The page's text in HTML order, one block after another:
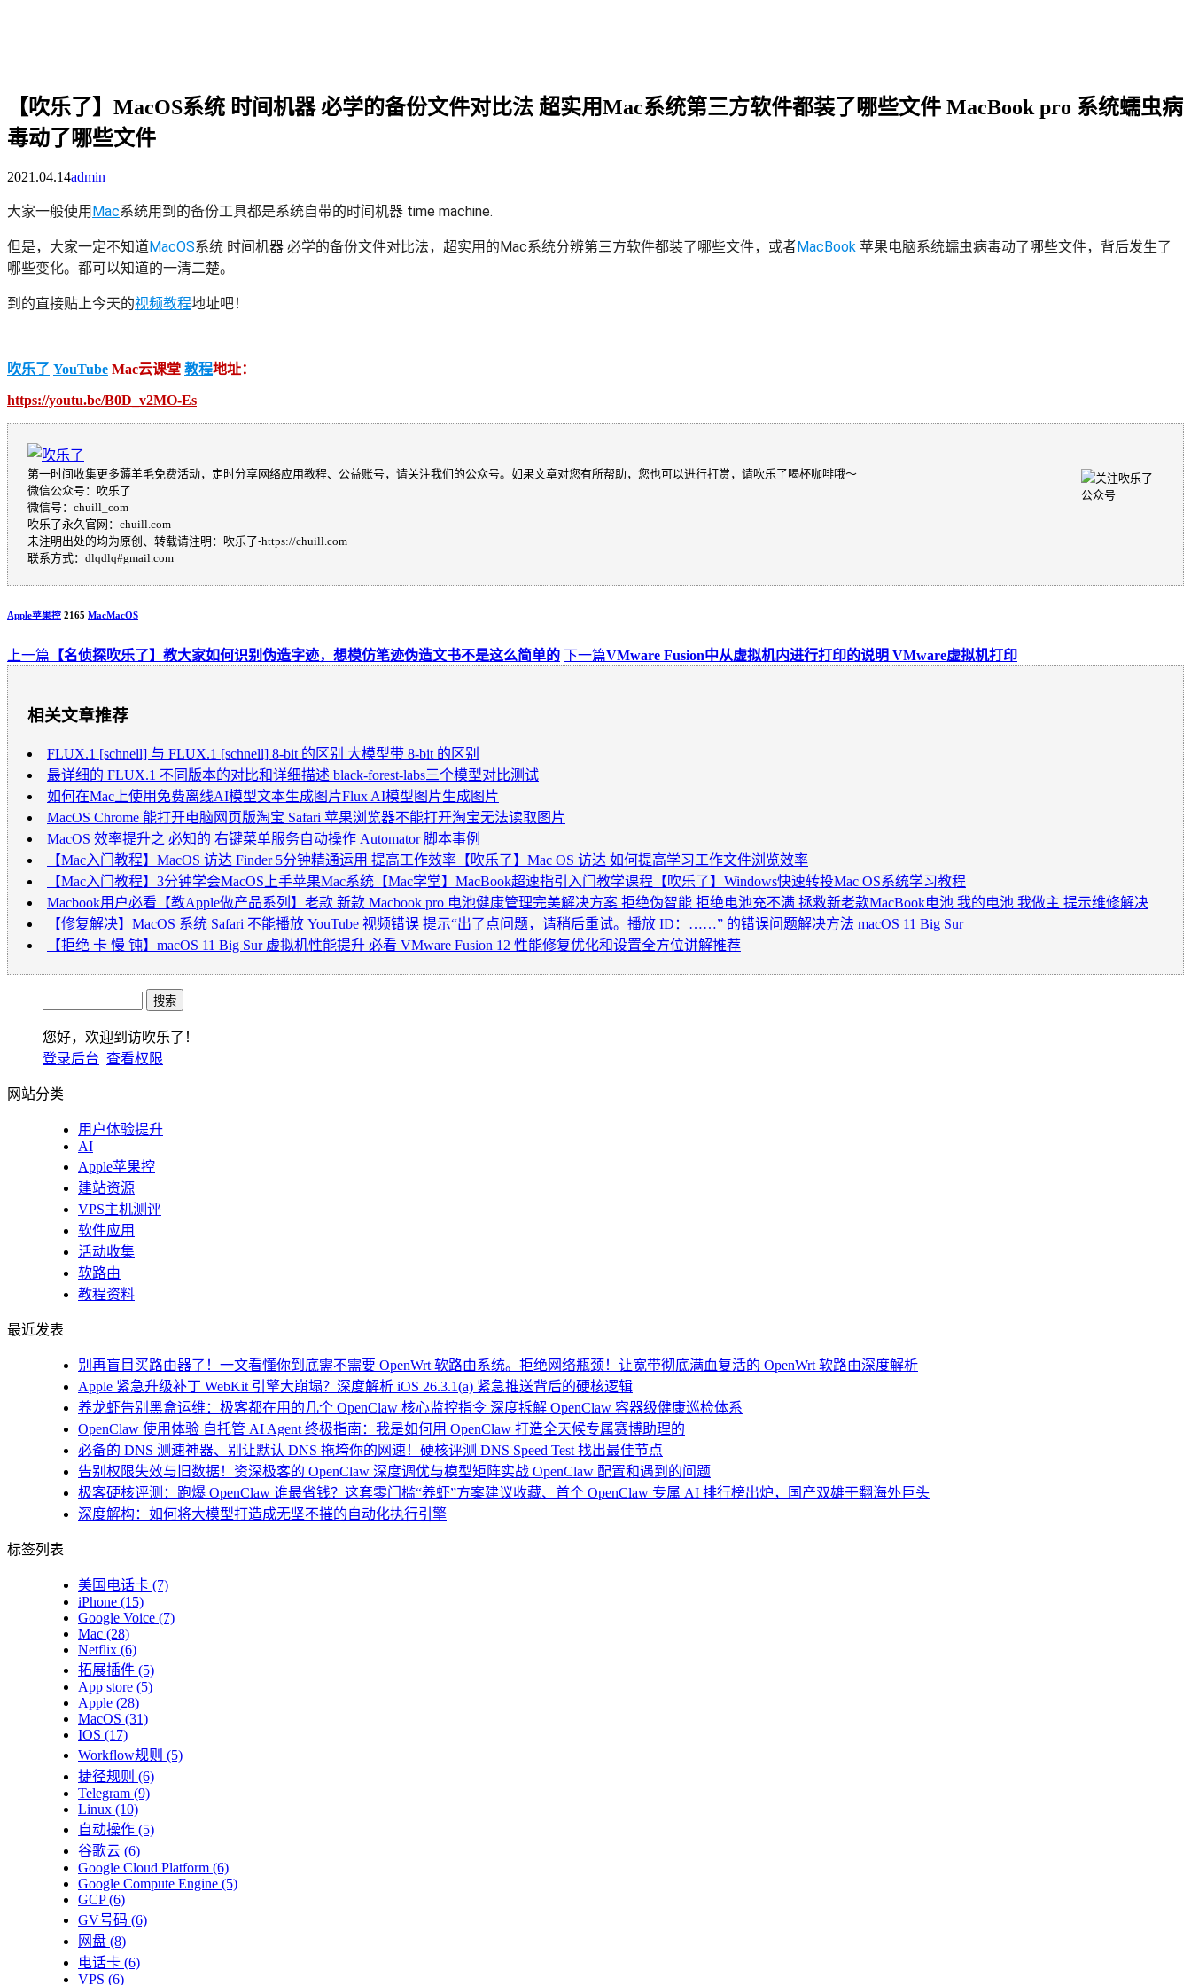
【吹乐了】MacOS系统 时间机器 必学的备份文件对比法 超实用Mac系统第三方软件都装了哪些文件 MacBook pro 系统蠕虫病
毒动了哪些文件
2021.04.14admin
大家一般使用 Mac系统用到的备份工具都是系统自带的时间机器 time machine.
但是，大家一定不知道MacOS系统 时间机器 必学的备份文件对比法，超实用的Mac系统分辨第三方软件都装了哪些文件，或者MacBook 苹果电脑系统蠕虫病毒动了哪些文件，背后发生了
哪些变化。都可以知道的一清二楚。
到的直接贴上今天的视频教程地址吧！
吹乐了 YouTube Mac云课堂 教程地址：
https://youtu.be/B0D_v2MO-Es
第一时间收集更多薅羊毛免费活动，定时分享网络应用教程、公益账号，请关注我们的公众号。如果文章对您有所帮助，您也可以进行打赏，请吹乐了喝杯咖啡哦～
微信公众号：吹乐了
微信号：chuill_com
吹乐了永久官网：chuill.com
未注明出处的均为原创、转载请注明：吹乐了-https://chuill.com
联系方式：dlqdlq#gmail.com
Apple苹果控 2165 MacMacOS
上一篇 【名侦探吹乐了】教大家如何识别伪造字迹，想模仿笔迹伪造文书不是这么简单的 下一篇VMware Fusion中从虚拟机内进行打印的说明 VMware虚拟机打印
相关文章推荐
FLUX.1 [schnell] 与 FLUX.1 [schnell] 8-bit 的区别 大模型带 8-bit 的区别
最详细的 FLUX.1 不同版本的对比和详细描述 black-forest-labs三个模型对比测试
如何在Mac上使用免费离线AI模型文本生成图片Flux AI模型图片生成图片
MacOS Chrome 能打开电脑网页版淘宝 Safari 苹果浏览器不能打开淘宝无法读取图片
MacOS 效率提升之 必知的 右键菜单服务自动操作 Automator 脚本事例
【Mac入门教程】MacOS 访达 Finder 5分钟精通运用 提高工作效率【吹乐了】Mac OS 访达 如何提高学习工作文件浏览效率
【Mac入门教程】3分钟学会MacOS上手苹果Mac系统【Mac学堂】MacBook超速指引入门教学课程【吹乐了】Windows快速转投Mac OS系统学习教程
Macbook用户必看【教Apple做产品系列】老款 新款 Macbook pro 电池健康管理完美解决方案 拒绝伪智能 拒绝电池充不满 拯救新老款MacBook电池 我的电池 我做主 提示维修解决
【修复解决】MacOS 系统 Safari 不能播放 YouTube 视频错误 提示“出了点问题，请稍后重试。播放 ID：……” 的错误问题解决方法 macOS 11 Big Sur
【拒绝 卡 慢 钝】macOS 11 Big Sur 虚拟机性能提升 必看 VMware Fusion 12 性能修复优化和设置全方位讲解推荐
您好，欢迎到访吹乐了！
登录后台 查看权限
网站分类
用户体验提升
AI
Apple苹果控
建站资源
VPS主机测评
软件应用
活动收集
软路由
教程资料
最近发表
别再盲目买路由器了！一文看懂你到底需不需要 OpenWrt 软路由系统。拒绝网络瓶颈！让宽带彻底满血复活的 OpenWrt 软路由深度解析
Apple 紧急升级补丁 WebKit 引擎大崩塌？深度解析 iOS 26.3.1(a) 紧急推送背后的硬核逻辑
养龙虾告别黑盒运维：极客都在用的几个 OpenClaw 核心监控指令 深度拆解 OpenClaw 容器级健康巡检体系
OpenClaw 使用体验 自托管 AI Agent 终极指南：我是如何用 OpenClaw 打造全天候专属赛博助理的
必备的 DNS 测速神器、别让默认 DNS 拖垮你的网速！硬核评测 DNS Speed Test 找出最佳节点
告别权限失效与旧数据！资深极客的 OpenClaw 深度调优与模型矩阵实战 OpenClaw 配置和遇到的问题
极客硬核评测：跑爆 OpenClaw 谁最省钱？这套零门槛“养虾”方案建议收藏、首个 OpenClaw 专属 AI 排行榜出炉，国产双雄干翻海外巨头
深度解构：如何将大模型打造成无坚不摧的自动化执行引擎
标签列表
美国电话卡 (7)
iPhone (15)
Google Voice (7)
Mac (28)
Netflix (6)
拓展插件 (5)
App store (5)
Apple (28)
MacOS (31)
IOS (17)
Workflow规则 (5)
捷径规则 (6)
Telegram (9)
Linux (10)
自动操作 (5)
谷歌云 (6)
Google Cloud Platform (6)
Google Compute Engine (5)
GCP(6)
GV号码 (6)
网盘 (8)
电话卡 (6)
VPS (6)